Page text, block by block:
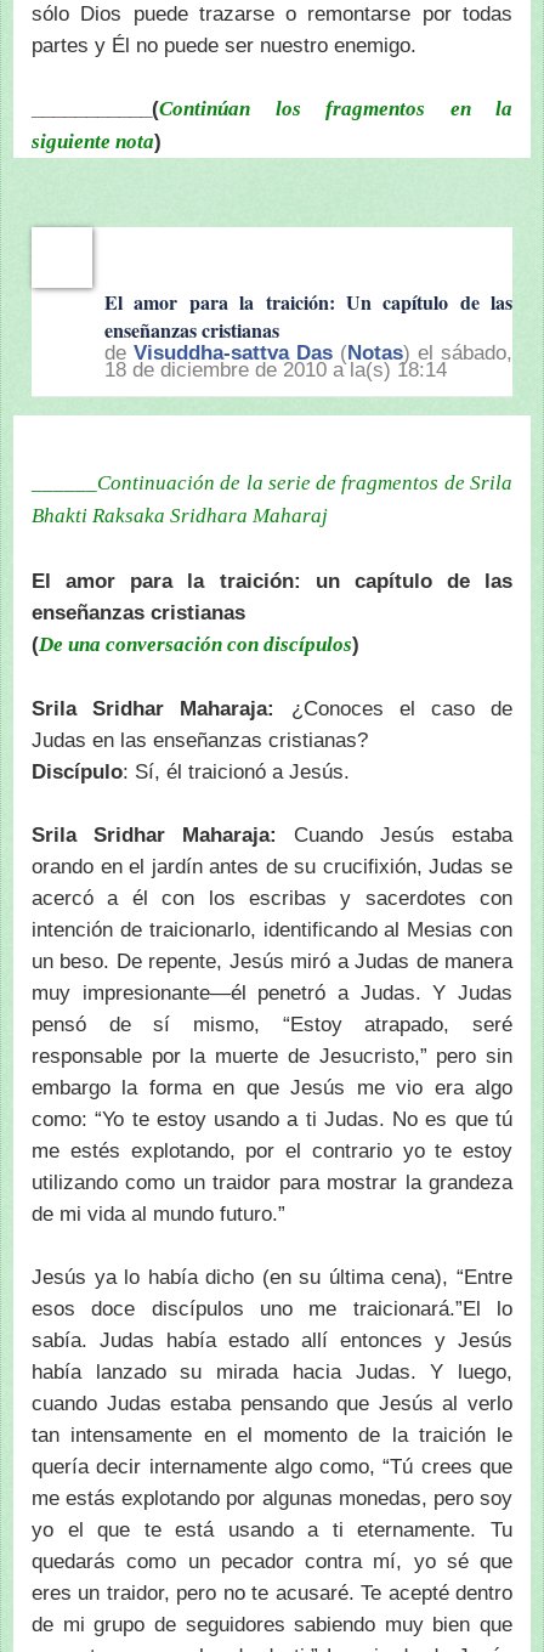
sólo Dios puede trazarse o remontarse por todas
partes y Él no puede ser nuestro enemigo.
___________(Continúan los fragmentos en la
siguiente nota)
El amor para la traición: Un capítulo de las
enseñanzas cristianas
de Visuddha-sattva Das (Notas) el sábado,
18 de diciembre de 2010 a la(s) 18:14
______Continuación de la serie de fragmentos de Srila
Bhakti Raksaka Sridhara Maharaj
El amor para la traición: un capítulo de las
enseñanzas cristianas
(De una conversación con discípulos)
Srila Sridhar Maharaja: ¿Conoces el caso de
Judas en las enseñanzas cristianas?
Discípulo: Sí, él traicionó a Jesús.
Srila Sridhar Maharaja: Cuando Jesús estaba
orando en el jardín antes de su crucifixión, Judas se
acercó a él con los escribas y sacerdotes con
intención de traicionarlo, identificando al Mesias con
un beso. De repente, Jesús miró a Judas de manera
muy impresionante—él penetró a Judas. Y Judas
pensó de sí mismo, “Estoy atrapado, seré
responsable por la muerte de Jesucristo,” pero sin
embargo la forma en que Jesús me vio era algo
como: “Yo te estoy usando a ti Judas. No es que tú
me estés explotando, por el contrario yo te estoy
utilizando como un traidor para mostrar la grandeza
de mi vida al mundo futuro.”
Jesús ya lo había dicho (en su última cena), “Entre
esos doce discípulos uno me traicionará.”El lo
sabía. Judas había estado allí entonces y Jesús
había lanzado su mirada hacia Judas. Y luego,
cuando Judas estaba pensando que Jesús al verlo
tan intensamente en el momento de la traición le
quería decir internamente algo como, “Tú crees que
me estás explotando por algunas monedas, pero soy
yo el que te está usando a ti eternamente. Tu
quedarás como un pecador contra mí, yo sé que
eres un traidor, pero no te acusaré. Te acepté dentro
de mi grupo de seguidores sabiendo muy bien que